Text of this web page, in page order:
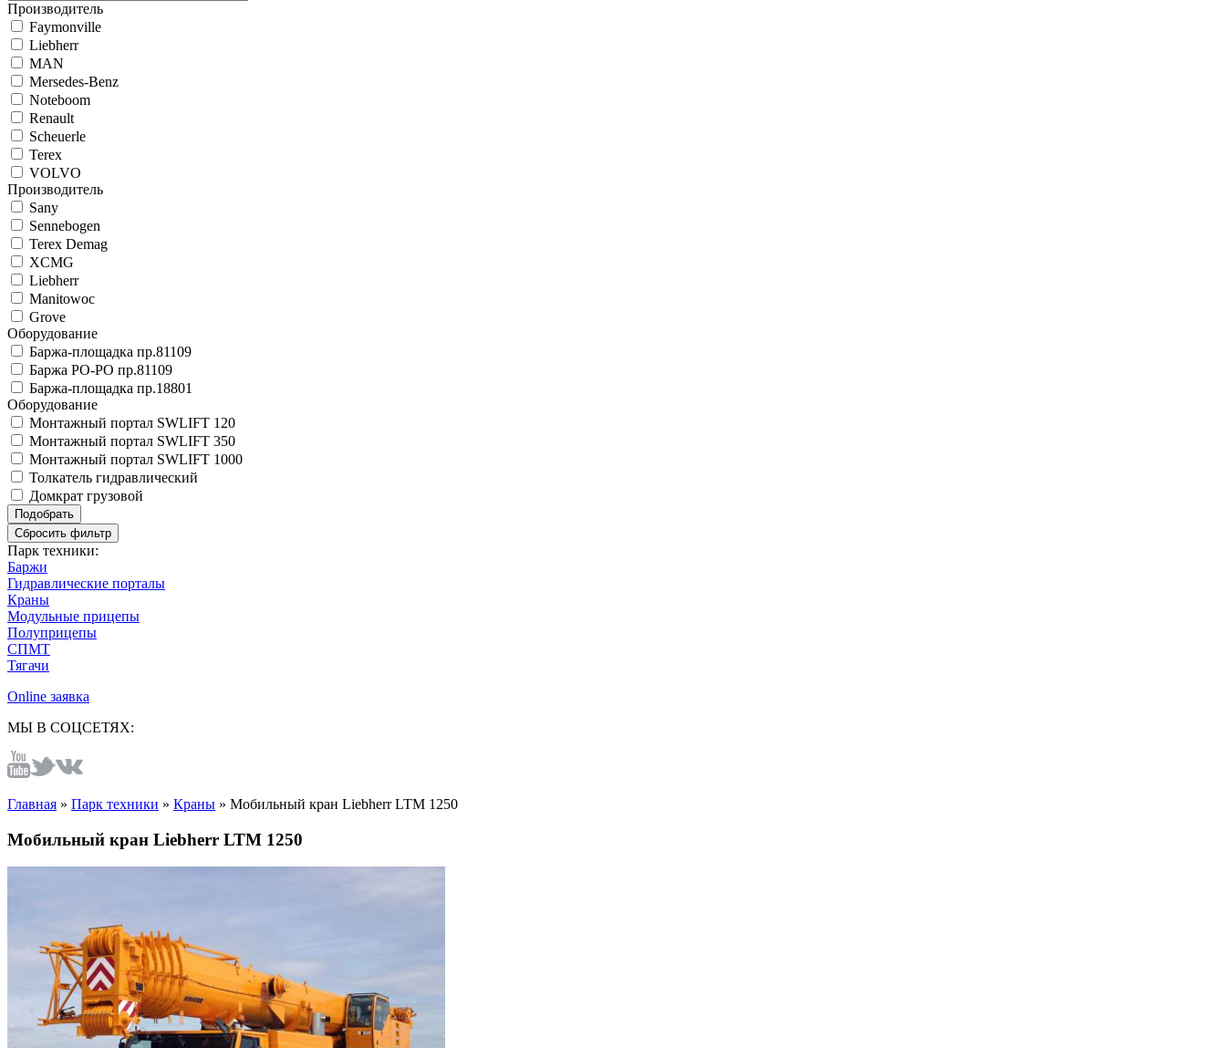
Производитель
Faymonville
Liebherr
MAN
Mersedes-Benz
Noteboom
Renault
Scheuerle
Terex
VOLVO
Производитель
Sany
Sennebogen
Terex Demag
XCMG
Liebherr
Manitowoc
Grove
Оборудование
Баржа-площадка пр.81109
Баржа РО-РО пр.81109
Баржа-площадка пр.18801
Оборудование
Монтажный портал SWLIFT 120
Монтажный портал SWLIFT 350
Монтажный портал SWLIFT 1000
Толкатель гидравлический
Домкрат грузовой
Парк техники:
Баржи
Гидравлические порталы
Краны
Модульные прицепы
Полуприцепы
СПМТ
Тягачи
Online заявка
МЫ В СОЦСЕТЯХ:
Главная » Парк техники » Краны » Мобильный кран Liebherr LTM 1250
Мобильный кран Liebherr LTM 1250